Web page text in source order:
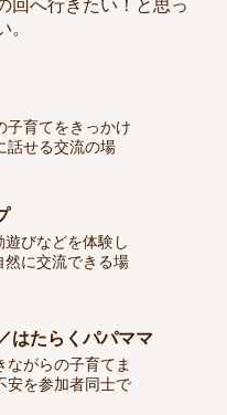
回へ行きたい！と思っ
。
子育てをきっかけ
話せる交流の場
びなどを体験し
然に交流できる場
はたらくパパママ
がらの子育てま
安を参加者同士で